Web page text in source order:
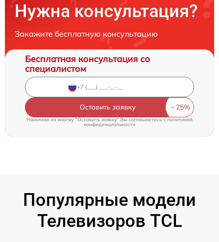
Нужна консультация?
Закажите бесплатную консультацию
Бесплатная консультация со
специалистом
Оставить заявку
Нажимая на кнопку "Оставить заявку" Вы соглашаетесь cполитикой
конфиденциальности
Популярные модели
Телевизоров TCL